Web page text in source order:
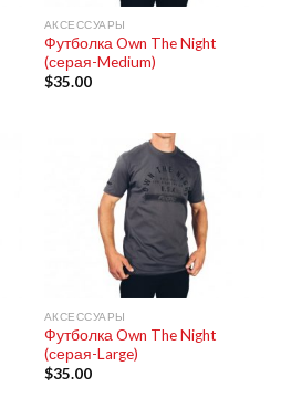
АКСЕССУАРЫ
Футболка Own The Night
(серая-Medium)
$35.00
АКСЕССУАРЫ
Футболка Own The Night
(серая-Large)
$35.00